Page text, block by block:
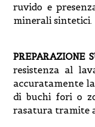
ruvido e
minerali sintetici.
PREPARAZIONE
resistenza al
accuratamente
di buchi fori o
rasatura tramite